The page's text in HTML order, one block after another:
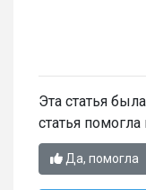
Эта статья
статья
Да, помогла